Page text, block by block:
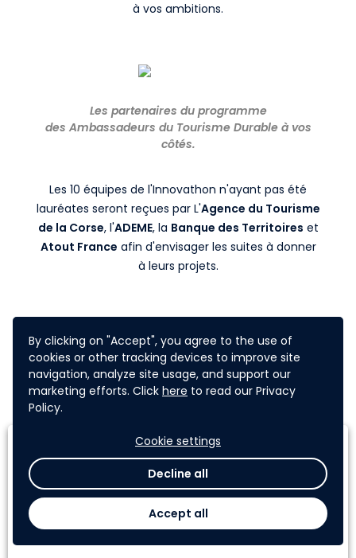
By clicking on "Accept", you agree to the use of
cookies or other tracking devices to improve site
navigation, analyze site usage, and support our
marketing efforts. Click here to read our Privacy
Policy.
Cookie settings
Decline all
Accept all
à vos ambitions.
Les partenaires du programme
des Ambassadeurs du Tourisme Durable à vos
côtés.
Les 10 équipes de l'Innovathon n'ayant pas été
lauréates seront reçues par L'Agence du Tourisme
de la Corse, l'ADEME, la Banque des Territoires et
Atout France afin d'envisager les suites à donner
à leurs projets.
Comment participer ?